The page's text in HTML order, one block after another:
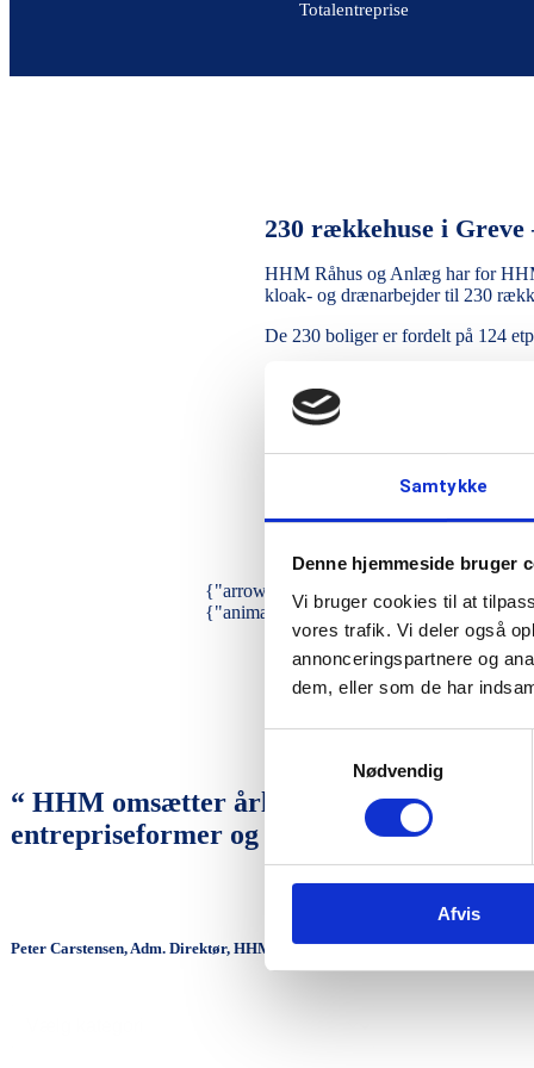
Samtykke
Denne hjemmeside bruger
Vi bruger cookies til at
vores trafik. Vi deler også
annonceringspartnere og
dem, eller som de har
Nødvendig
Afvis
Totalentreprise
230 rækkehuse i
HHM Råhus og Anlæg har for
kloak- og drænarbejder til 230
De 230 boliger er fordelt på 124
18.920 m2 terrændæk og brugt 4.
Projektet er gennemført i etaper
Rådgiverne på projektet er KHS
“ HHM omsætter årligt kr. +700 mio.
entrepriseformer og samarbejder både
Peter Carstensen, Adm. Direktør, HHM A/S